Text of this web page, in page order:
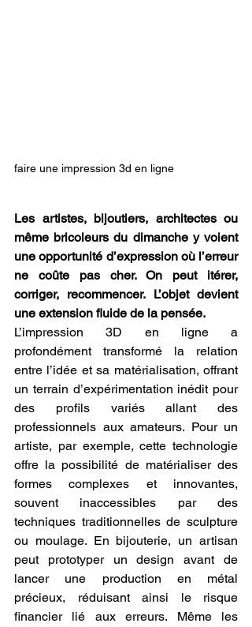
faire une impression 3d en ligne
Les artistes, bijoutiers, architectes ou
même bricoleurs du dimanche y voient
une opportunité d’expression où l’erreur
ne coûte pas cher. On peut itérer,
corriger, recommencer. L’objet devient
une extension fluide de la pensée.
L’impression 3D en ligne a
profondément transformé la relation
entre l’idée et sa matérialisation, offrant
un terrain d’expérimentation inédit pour
des profils variés allant des
professionnels aux amateurs. Pour un
artiste, par exemple, cette technologie
offre la possibilité de matérialiser des
formes complexes et innovantes,
souvent inaccessibles par des
techniques traditionnelles de sculpture
ou moulage. En bijouterie, un artisan
peut prototyper un design avant de
lancer une production en métal
précieux, réduisant ainsi le risque
financier lié aux erreurs. Même les